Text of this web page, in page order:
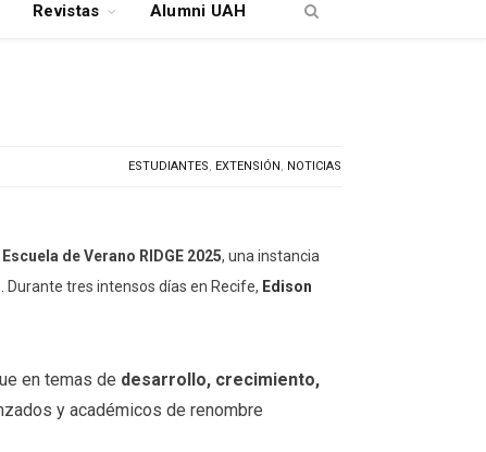
Revistas Alumni UAH
ESTUDIANTES, EXTENSIÓN, NOTICIAS
Escuela de Verano RIDGE 2025, una instancia
. Durante tres intensos días en Recife, Edison
en temas de desarrollo, crecimiento,
y académicos de renombre